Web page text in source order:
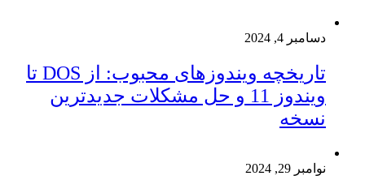
دسامبر 4, 2024
تاریخچه ویندوزهای محبوب: از DOS تا
ویندوز 11 و حل مشکلات جدیدترین
نسخه
نوامبر 29, 2024